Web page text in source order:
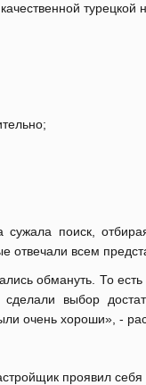
турецкой
поиск,
отвечали всем
обмануть. То
выбор
очень хороши», -
проявил